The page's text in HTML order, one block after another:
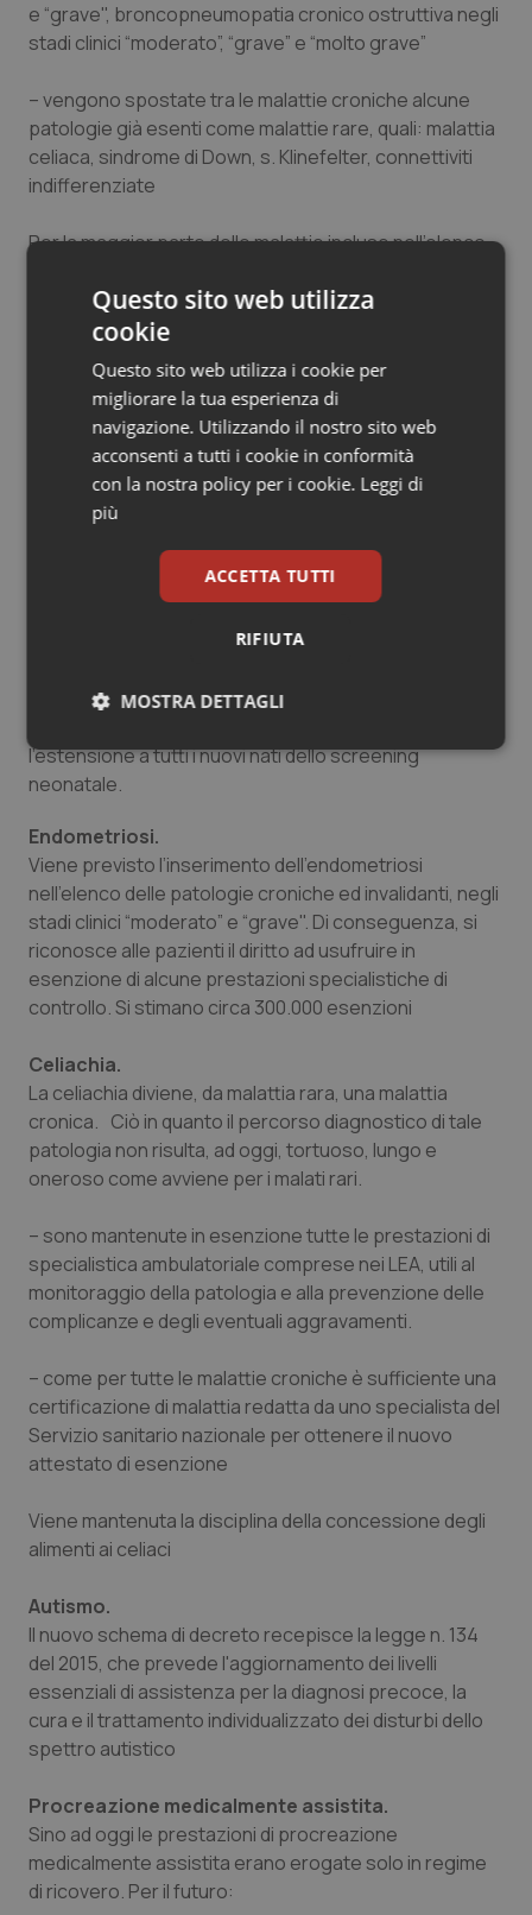
e “grave", broncopneumopatia cronico ostruttiva negli
stadi clinici “moderato”, “grave” e “molto grave”
– vengono spostate tra le malattie croniche alcune
patologie già esenti come malattie rare, quali: malattia
celiaca, sindrome di Down, s. Klinefelter, connettiviti
indifferenziate
Per la maggior parte delle malattie incluse nell’elenco
esenzione. Per alcune particolari mala sono
individuate puntualmente in quanto le necessità
assistenziali dei pazienti sono estese e variabili. In tal
caso, per garantire una maggiore flessibilità
assistenziale, il medico le individuerà di volta in volta
Vaccini.
Vi è l’introduzione di nuovi vaccini (come: anti-
Papillomavirus, anti- Pneumococco, anti-
Meningococco) e l’estensione a nuovi destinatari (ad
esempio, per il Papillomavirus il vaccino viene erogato
Vi è l’introduzione dello screening neonatale per la
l'estensione a tutti i nuovi nati dello screening
neonatale.
Endometriosi.
Viene previsto l’inserimento dell’endometriosi
nell’elenco delle patologie croniche ed invalidanti, negli
stadi clinici “moderato” e “grave". Di conseguenza, si
riconosce alle pazienti il diritto ad usufruire in
esenzione di alcune prestazioni specialistiche di
controllo. Si stimano circa 300.000 esenzioni
Celiachia.
La celiachia diviene, da malattia rara, una malattia
cronica. Ciò in quanto il percorso diagnostico di tale
patologia non risulta, ad oggi, tortuoso, lungo e
oneroso come avviene per i malati rari.
– sono mantenute in esenzione tutte le prestazioni di
specialistica ambulatoriale comprese nei LEA, utili al
monitoraggio della patologia e alla prevenzione delle
complicanze e degli eventuali aggravamenti.
– come per tutte le malattie croniche è sufficiente una
certificazione di malattia redatta da uno specialista del
Servizio sanitario nazionale per ottenere il nuovo
attestato di esenzione
Viene mantenuta la disciplina della concessione degli
alimenti ai celiaci
Autismo.
Il nuovo schema di decreto recepisce la legge n. 134
del 2015, che prevede l'aggiornamento dei livelli
essenziali di assistenza per la diagnosi precoce, la
cura e il trattamento individualizzato dei disturbi dello
spettro autistico
Procreazione medicalmente assistita.
Sino ad oggi le prestazioni di procreazione
medicalmente assistita erano erogate solo in regime
di ricovero. Per il futuro:
Questo sito web utilizza
cookie
Questo sito web utilizza i cookie per
migliorare la tua esperienza di
navigazione. Utilizzando il nostro sito web
acconsenti a tutti i cookie in conformità
con la nostra policy per i cookie. Leggi di
più
ACCETTA TUTTI
RIFIUTA
MOSTRA DETTAGLI
Necessari Statistici Marketing
Necessari Statistici Marketing
I cookie necessari contribuiscono a rendere fruibile il
sito web abilitandone funzionalità di base quali la
navigazione sulle pagine e l'accesso alle aree
protette del sito. Il sito web non è in grado di
Nome
VISITOR_PRIVACY_METADATA
YouTube
.youtube.com
www.quotidianosanita.it
tracking-enable